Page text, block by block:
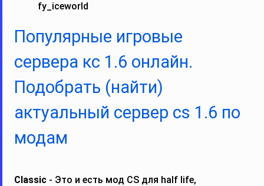
fy_iceworld
Популярные игровые
сервера кс 1.6 онлайн.
Подобрать (найти)
актуальный сервер cs 1.6 по
модам
Classic - Это и есть мод CS для half life,